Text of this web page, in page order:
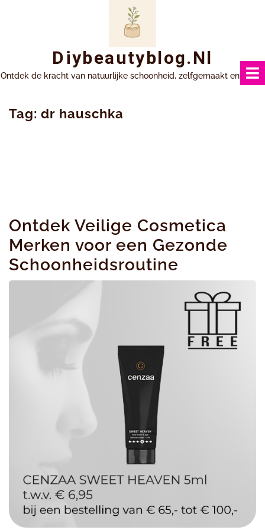
Diybeautyblog.nl
Ontdek de kracht van natuurlijke schoonheid, zelfgemaakt en uniek.
Tag: dr hauschka
Ontdek Veilige Cosmetica
Merken voor een Gezonde
Schoonheidsroutine